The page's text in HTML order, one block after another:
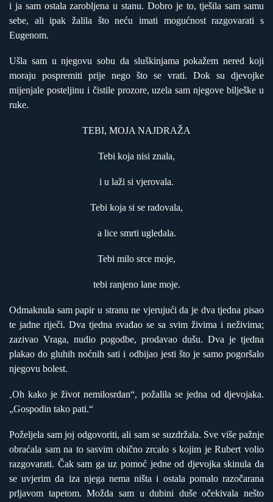
i ja sam ostala zarobljena u stanu. Dobro je to, tješila sam samu
sebe, ali ipak žalila što neću imati mogućnost razgovarati s
Eugenom.
Ušla sam u njegovu sobu da sluškinjama pokažem nered koji
moraju pospremiti prije nego što se vrati. Dok su djevojke
mijenjale posteljinu i čistile prozore, uzela sam njegove bilješke u
ruke.
TEBI, MOJA NAJDRAŽA
Tebi koja nisi znala,
i u laži si vjerovala.
Tebi koja si se radovala,
a lice smrti ugledala.
Tebi milo srce moje,
tebi ranjeno lane moje.
Odmaknula sam papir u stranu ne vjerujući da je dva tjedna pisao
te jadne riječi. Dva tjedna svađao se sa svim živima i neživima;
zazivao Vraga, nudio pogodbe, prodavao dušu. Dva je tjedna
plakao do gluhih noćnih sati i odbijao jesti što je samo pogoršalo
njegovu bolest.
„Oh kako je život nemilosrdan“, požalila se jedna od djevojaka.
„Gospodin tako pati.“
Poželjela sam joj odgovoriti, ali sam se suzdržala. Sve više pažnje
obraćala sam na to sasvim obično zrcalo s kojim je Rubert volio
razgovarati. Čak sam ga uz pomoć jedne od djevojka skinula da
se uvjerim da iza njega nema ništa i ostala pomalo razočarana
prljavom tapetom. Možda sam u dubini duše očekivala nešto